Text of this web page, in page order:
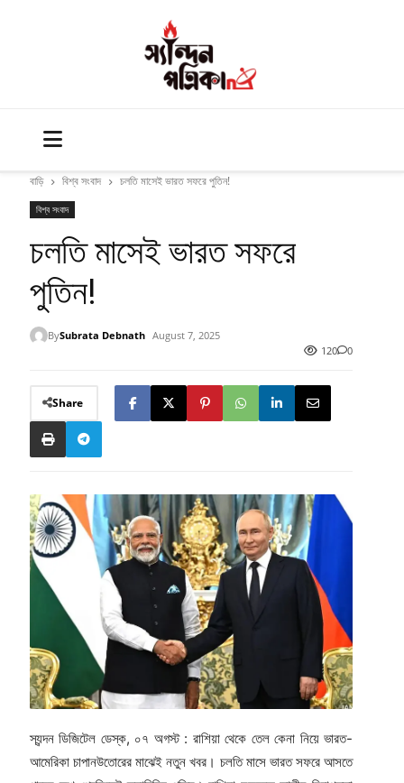
বাড়ি বিশ্ব সংবাদ চলতি মাসেই ভারত সফরে পুতিন!
বিশ্ব সংবাদ
চলতি মাসেই ভারত সফরে
পুতিন!
BySubrata Debnath August 7, 2025
120
0
Share
স্যন্দন ডিজিটেল ডেস্ক, ০৭ অগস্ট : রাশিয়া থেকে তেল কেনা নিয়ে ভারত-
আমেরিকা চাপানউতোরের মাঝেই নতুন খবর। চলতি মাসে ভারত সফরে আসতে